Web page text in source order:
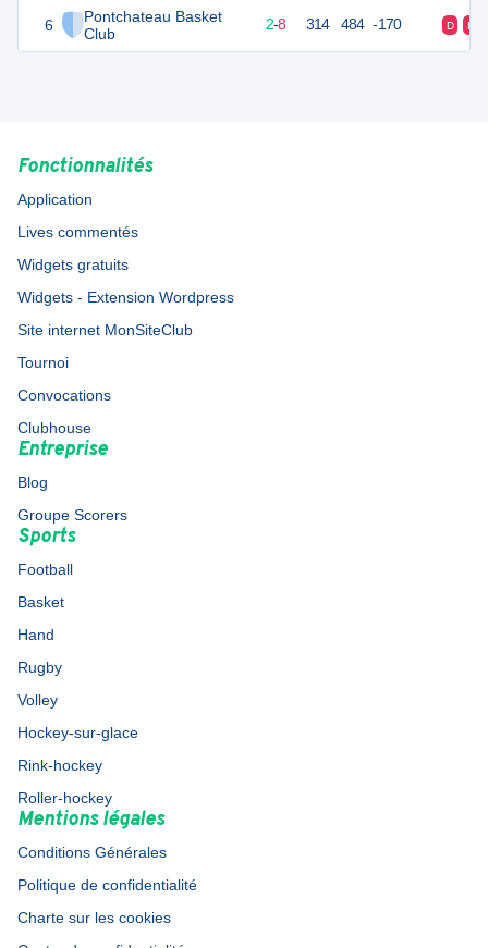
6
Pontchateau Basket
Club
12 2-8 314 484 -170 D D
Fonctionnalités
Application
Lives commentés
Widgets gratuits
Widgets - Extension Wordpress
Site internet MonSiteClub
Tournoi
Convocations
Clubhouse
Entreprise
Blog
Groupe Scorers
Sports
Football
Basket
Hand
Rugby
Volley
Hockey-sur-glace
Rink-hockey
Roller-hockey
Mentions légales
Conditions Générales
Politique de confidentialité
Charte sur les cookies